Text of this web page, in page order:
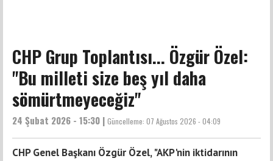
CHP Grup Toplantısı... Özgür Özel:
"Bu milleti size beş yıl daha
sömürtmeyeceğiz"
24 Şubat 2026 - 15:30 | Güncelleme: 07 Ağustos 2026 - 04:09
CHP Genel Başkanı Özgür Özel, "AKP'nin iktidarının